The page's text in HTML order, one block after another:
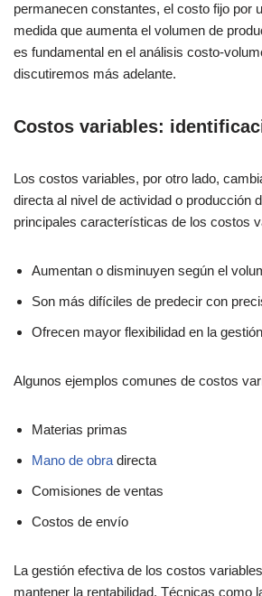
permanecen constantes, el costo fijo por
medida que aumenta el volumen de
es fundamental en el análisis costo-
discutiremos más adelante.
Costos variables:
Los costos variables, por otro lado,
directa al nivel de actividad o producción
principales características de los costos
Aumentan o disminuyen según el
Son más difíciles de predecir con
Ofrecen mayor flexibilidad en la
Algunos ejemplos comunes de costos
Materias primas
Mano de obra directa
Comisiones de ventas
Costos de envío
La gestión efectiva de los costos
mantener la rentabilidad. Técnicas como